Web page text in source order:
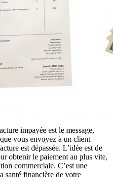
impayée est le message,
vous envoyez à un client
est dépassée. L’idée est de
obtenir le paiement au plus vite,
commerciale. C’est une
santé financière de votre